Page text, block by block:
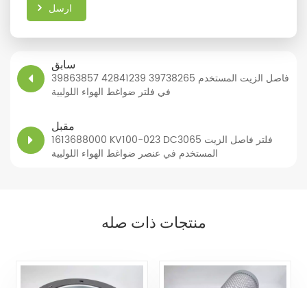
ارسل
سابق
39863857 42841239 39738265 فاصل الزيت المستخدم
في فلتر ضواغط الهواء اللولبية
مقبل
1613688000 KV100-023 DC3065 فلتر فاصل الزيت
المستخدم في عنصر ضواغط الهواء اللولبية
منتجات ذات صله